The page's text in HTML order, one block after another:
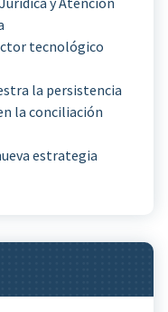
tecnológico
la persistencia
la conciliación
estrategia